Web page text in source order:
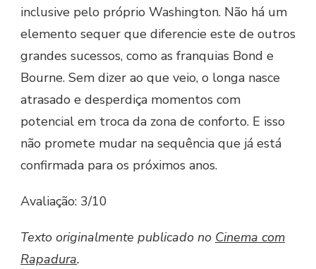
inclusive pelo próprio Washington. Não há um
elemento sequer que diferencie este de outros
grandes sucessos, como as franquias Bond e
Bourne. Sem dizer ao que veio, o longa nasce
atrasado e desperdiça momentos com
potencial em troca da zona de conforto. E isso
não promete mudar na sequência que já está
confirmada para os próximos anos.
Avaliação: 3/10
Texto originalmente publicado no Cinema com
Rapadura.